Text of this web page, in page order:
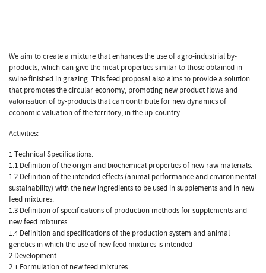
We aim to create a mixture that enhances the use of agro-industrial by-
products, which can give the meat properties similar to those obtained in
swine finished in grazing. This feed proposal also aims to provide a solution
that promotes the circular economy, promoting new product flows and
valorisation of by-products that can contribute for new dynamics of
economic valuation of the territory, in the up-country.
Activities:
1 Technical Specifications.
1.1 Definition of the origin and biochemical properties of new raw materials.
1.2 Definition of the intended effects (animal performance and environmental
sustainability) with the new ingredients to be used in supplements and in new
feed mixtures.
1.3 Definition of specifications of production methods for supplements and
new feed mixtures.
1.4 Definition and specifications of the production system and animal
genetics in which the use of new feed mixtures is intended
2 Development.
2.1 Formulation of new feed mixtures.